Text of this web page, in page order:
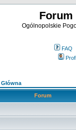
Forum
Ogólnopolskie
FAQ
Forum